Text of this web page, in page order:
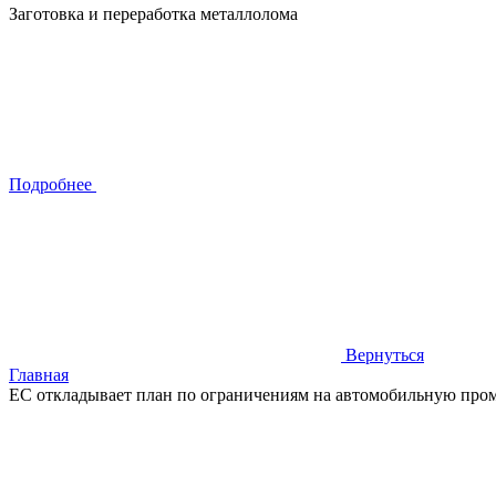
Заготовка и переработка металлолома
Подробнее
Вернуться
Главная
ЕС откладывает план по ограничениям на автомобильную